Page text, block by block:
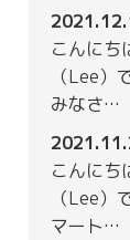
こんにち
（Lee）
みなさ…
こんにち
（Lee）
マート…